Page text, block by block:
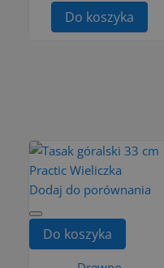
Do koszyka
Dodaj do porównania
Do koszyka